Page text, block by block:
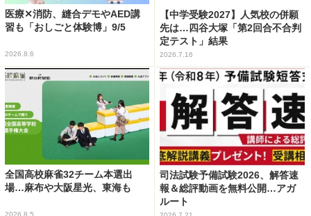
医療✕消防、縫合デモやAED講
習も「おしごと体験博」9/5
2026.8.6
【中学受験2027】人気校の併願
先は…四谷大塚「第2回合不合判
定テスト」結果
2026.7.16
全国高校麻雀32チーム本選出
場…麻布や大阪星光、東海も
司法試験予備試験2026、解答速
報＆総評動画を無料公開…アガ
ルート